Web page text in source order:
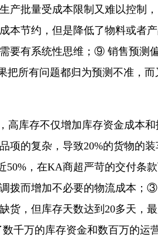
产批量受成本限制又难以控制
节约，但是降低了物料或者
要有系统性思维；⑨ 销售预测
所有问题都归为预测不准，
库存不仅增加库存资金成本
的复杂，导致20%的货物的
，在KA商超严苛的交付条
拨而增加不必要的物流成本；
，但库存天数达到20多天，
千万的库存资金和数百万的运